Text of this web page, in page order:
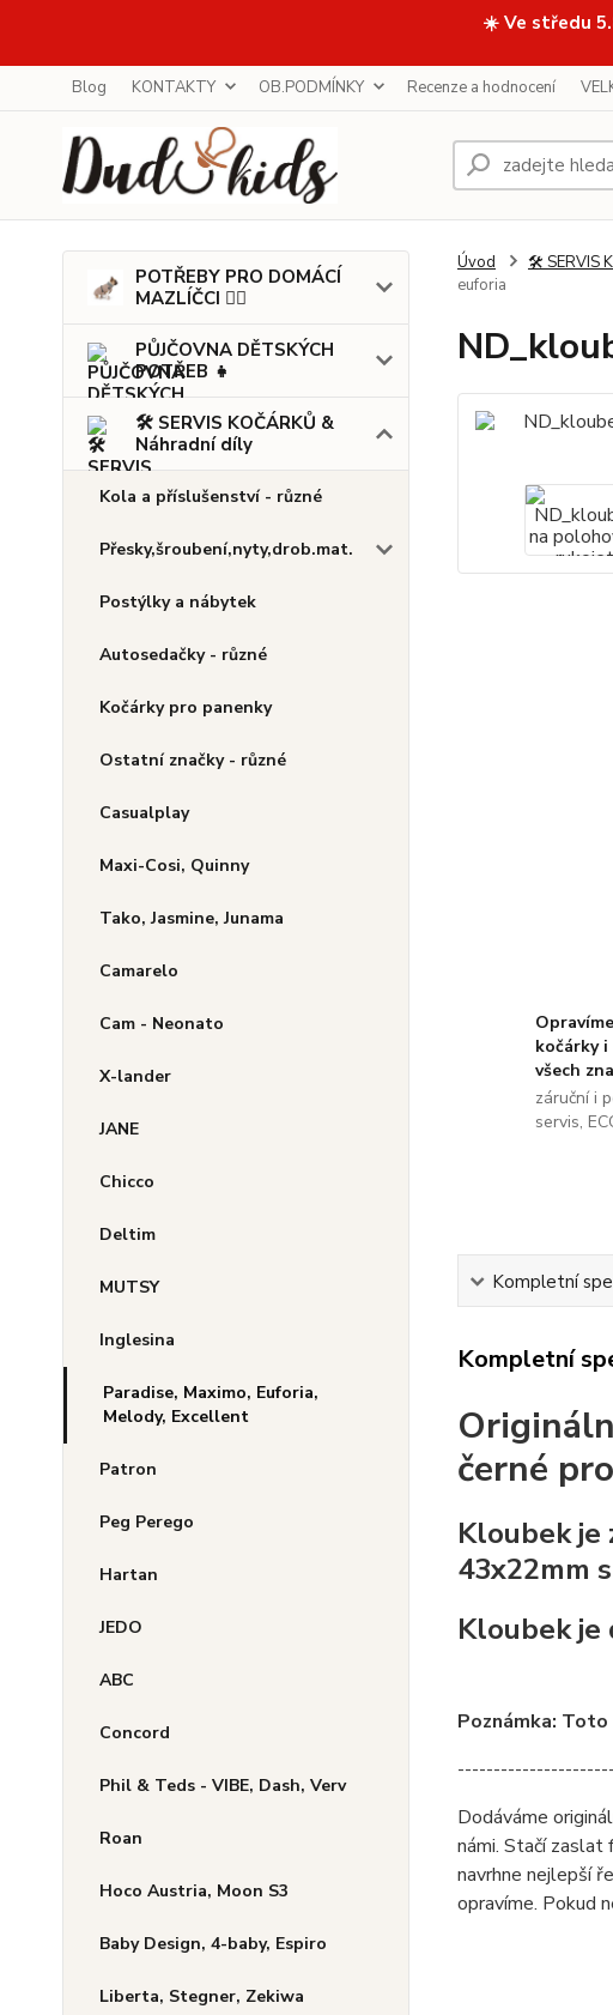
☀️ Ve středu
Blog KONTAKTY OB.PODMÍNKY Recenze a hodnocení
POTŘEBY PRO DOMÁCÍ
MAZLÍČCI 🐕‍🦺
PŮJČOVNA DĚTSKÝCH
POTŘEB 👧
🛠️ SERVIS KOČÁRKŮ &
Náhradní díly
Kola a příslušenství - různé
Přesky,šroubení,nyty,drob.mat.
Postýlky a nábytek
Autosedačky - různé
Kočárky pro panenky
Ostatní značky - různé
Casualplay
Maxi-Cosi, Quinny
Tako, Jasmine, Junama
Camarelo
Cam - Neonato
X-lander
JANE
Chicco
Deltim
MUTSY
Inglesina
Paradise, Maximo, Euforia,
Melody, Excellent
Patron
Peg Perego
Hartan
JEDO
ABC
Concord
Phil & Teds - VIBE, Dash, Verv
Roan
Hoco Austria, Moon S3
Baby Design, 4-baby, Espiro
Liberta, Stegner, Zekiwa
Úvod 🛠️ SERVIS
euforia
kočárky
všech
záruční i
servis,
Kompletní
Kompletní
černé
Kloubek je
43x22mm
Kloubek je
Poznámka:
Dodáváme
námi. Stačí zaslat
navrhne nejlepší
opravíme. Pokud